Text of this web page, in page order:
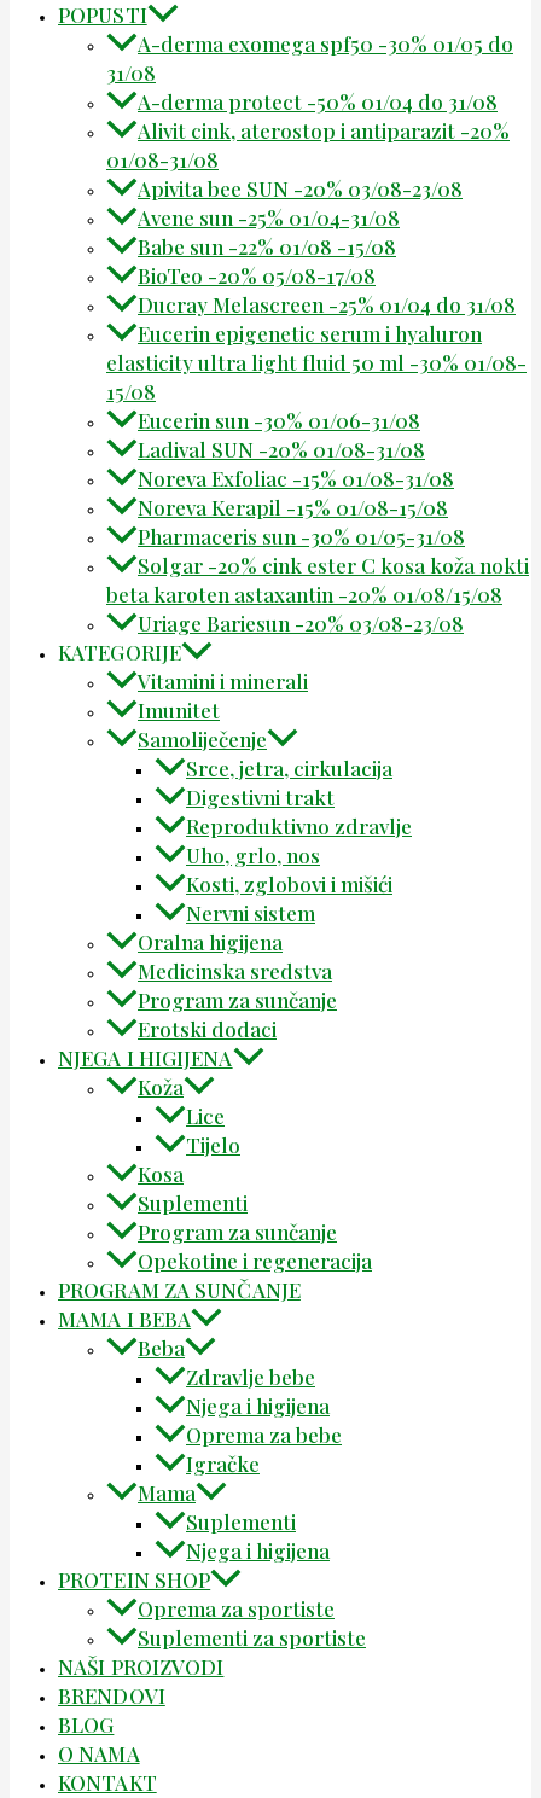
POPUSTI
A-derma exomega spf50 -30% 01/05 do
31/08
A-derma protect -50% 01/04 do 31/08
Alivit cink, aterostop i antiparazit -20%
01/08-31/08
Apivita bee SUN -20% 03/08-23/08
Avene sun -25% 01/04-31/08
Babe sun -22% 01/08 -15/08
BioTeo -20% 05/08-17/08
Ducray Melascreen -25% 01/04 do 31/08
Eucerin epigenetic serum i hyaluron
elasticity ultra light fluid 50 ml -30% 01/08-
15/08
Eucerin sun -30% 01/06-31/08
Ladival SUN -20% 01/08-31/08
Noreva Exfoliac -15% 01/08-31/08
Noreva Kerapil -15% 01/08-15/08
Pharmaceris sun -30% 01/05-31/08
Solgar -20% cink ester C kosa koža nokti
beta karoten astaxantin -20% 01/08/15/08
Uriage Bariesun -20% 03/08-23/08
KATEGORIJE
Vitamini i minerali
Imunitet
Samoliječenje
Srce, jetra, cirkulacija
Digestivni trakt
Reproduktivno zdravlje
Uho, grlo, nos
Kosti, zglobovi i mišići
Nervni sistem
Oralna higijena
Medicinska sredstva
Program za sunčanje
Erotski dodaci
NJEGA I HIGIJENA
Koža
Lice
Tijelo
Kosa
Suplementi
Program za sunčanje
Opekotine i regeneracija
PROGRAM ZA SUNČANJE
MAMA I BEBA
Beba
Zdravlje bebe
Njega i higijena
Oprema za bebe
Igračke
Mama
Suplementi
Njega i higijena
PROTEIN SHOP
Oprema za sportiste
Suplementi za sportiste
NAŠI PROIZVODI
BRENDOVI
BLOG
O NAMA
KONTAKT